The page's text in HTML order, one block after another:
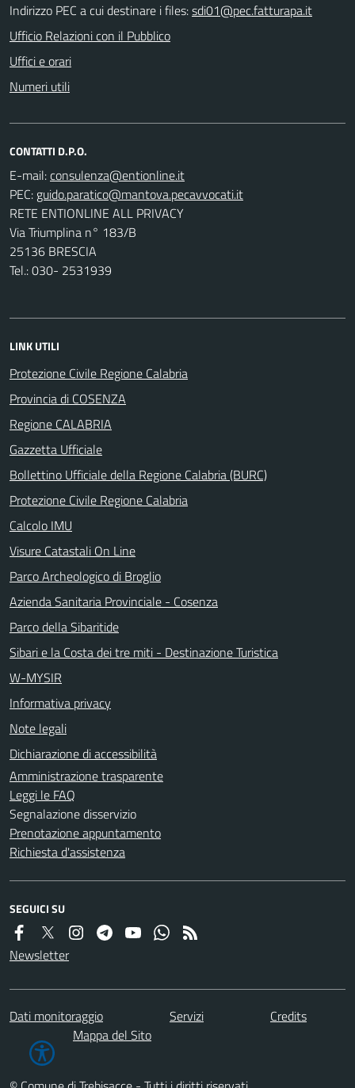
Indirizzo PEC a cui destinare i files:sdi01@pec.fatturapa.it
Ufficio Relazioni con il Pubblico
Uffici e orari
Numeri utili
CONTATTI D.P.O.
E-mail:
PEC:
RETE ENTIONLINE ALL PRIVACY
Via Triumplina n° 183/B
25136 BRESCIA
Tel.: 030- 2531939
LINK UTILI
Protezione Civile Regione Calabria
Provincia di COSENZA
Regione CALABRIA
Gazzetta Ufficiale
Bollettino Ufficiale della Regione Calabria (BURC)
Protezione Civile Regione Calabria
Calcolo IMU
Visure Catastali On Line
Parco Archeologico di Broglio
Azienda Sanitaria Provinciale - Cosenza
Parco della Sibaritide
Sibari e la Costa dei tre miti - Destinazione Turistica
W-MYSIR
Informativa privacy
Note legali
Dichiarazione di accessibilità
Amministrazione trasparente
Leggi le FAQ
Segnalazione disservizio
Prenotazione appuntamento
Richiesta d'assistenza
SEGUICI SU
Newsletter
Dati monitoraggio Servizi
Credits
Mappa del Sito